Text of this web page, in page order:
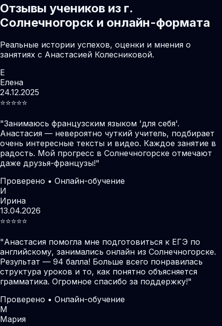
Отзывы учеников из г.
Солнечногорск и онлайн-формата
Реальные истории успехов, оценки и мнения о
занятиях с Анастасией Колесниковой.
Е
Елена
24.12.2025
⭐️⭐️⭐️⭐️⭐️
"Занимаюсь французским языком 'для себя'.
Анастасия — невероятно чуткий учитель, подбирает
очень интересные тексты и видео. Каждое занятие в
радость. Мой прогресс в Солнечногорске отмечают
даже друзья-французы!"
Проверено • Онлайн-обучение
И
Ирина
13.04.2026
⭐️⭐️⭐️⭐️⭐️
"Анастасия помогла мне подготовиться к ЕГЭ по
английскому, занимались онлайн из Солнечногорске.
Результат — 94 балла! Больше всего понравилась
структура уроков и то, как понятно объясняется
грамматика. Огромное спасибо за поддержку!"
Проверено • Онлайн-обучение
М
Мария